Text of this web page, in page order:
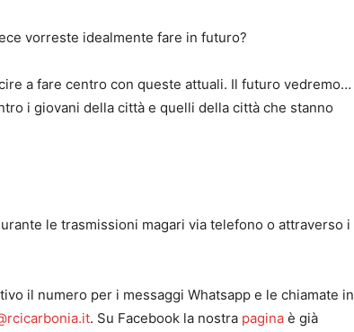
vorreste idealmente fare in futuro?
a fare centro con queste attuali. Il futuro vedremo…
i giovani della città e quelli della città che stanno
le trasmissioni magari via telefono o attraverso i
il numero per i messaggi Whatsapp e le chiamate in
. Su Facebook la nostra pagina è già